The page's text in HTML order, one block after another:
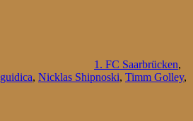
1. FC Saarbrücken,
, Nicklas Shipnoski, Timm Golley,